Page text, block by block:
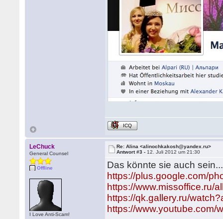
ICQ
LeChuck
General Counsel
Offline
I Love Anti-Scam!
Re: Alina <alinochkakosh@yandex.ru>
Antwort #3 - 12. Juli 2012 um 21:30
Das könnte sie auch
https://plus.google.com/
https://www.missoffice.ru/
https://qk.gallery.ru/
https://www.youtube.com/